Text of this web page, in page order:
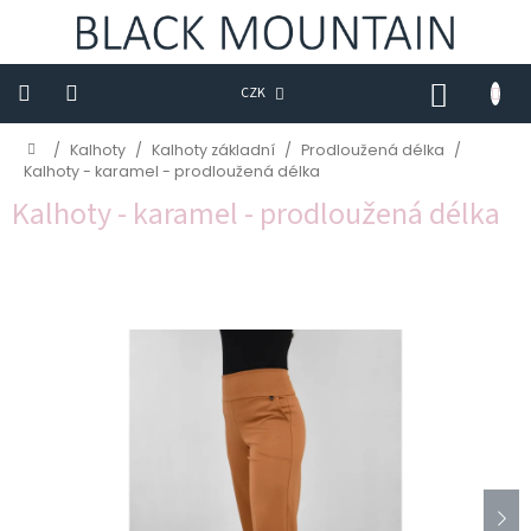
CZK
KOŠÍK
Novinky
M
Domů
/ Kalhoty / Kalhoty základní / Prodloužená délka /
Kalhoty - karamel - prodloužená délka
Kalhoty - karamel - prodloužená délka